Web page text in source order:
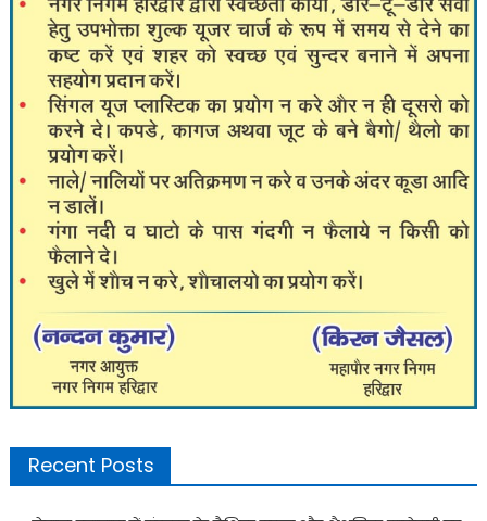
Recent Posts